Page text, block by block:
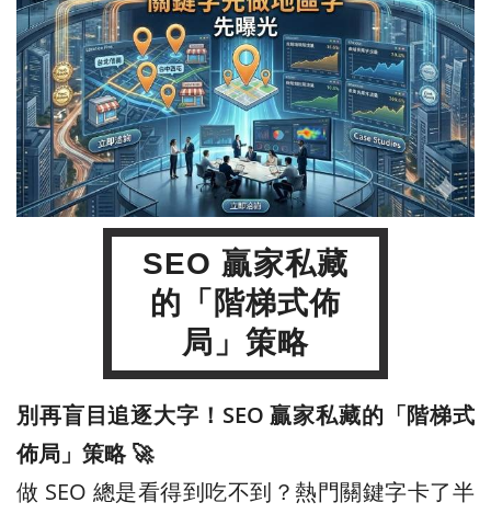
SEO 贏家私藏
的「階梯式佈
局」策略
別再盲目追逐大字！SEO 贏家私藏的「階梯式
佈局」策略 🚀
做 SEO 總是看得到吃不到？熱門關鍵字卡了半